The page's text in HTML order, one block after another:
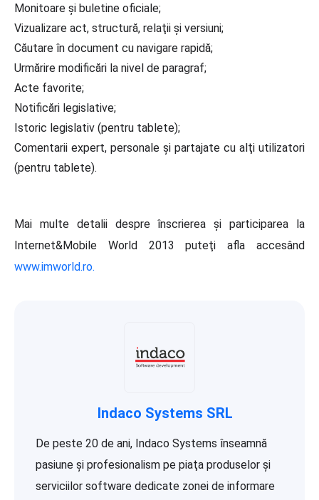
Monitoare şi buletine oficiale;
Vizualizare act, structură, relaţii şi versiuni;
Căutare în document cu navigare rapidă;
Urmărire modificări la nivel de paragraf;
Acte favorite;
Notificări legislative;
Istoric legislativ (pentru tablete);
Comentarii expert, personale şi partajate cu alţi utilizatori
(pentru tablete).
Mai multe detalii despre înscrierea şi participarea la
Internet&Mobile World 2013 puteţi afla accesând
www.imworld.ro.
Indaco Systems SRL
De peste 20 de ani, Indaco Systems înseamnă
pasiune şi profesionalism pe piaţa produselor şi
serviciilor software dedicate zonei de informare